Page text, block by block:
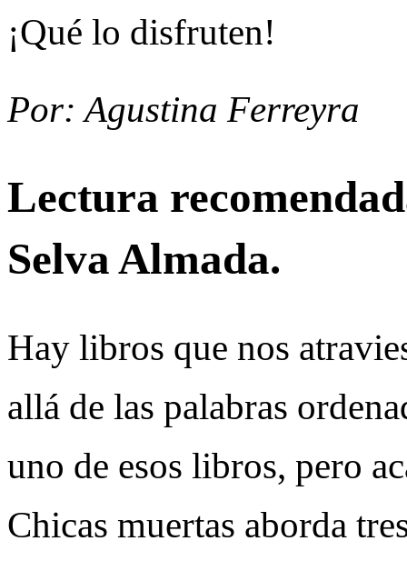
¡Qué lo disfruten!
Por: Agustina Ferreyra
Lectura
Selva Almada.
Hay libros que nos
allá de las palabras
uno de esos libros, pero
Chicas muertas aborda